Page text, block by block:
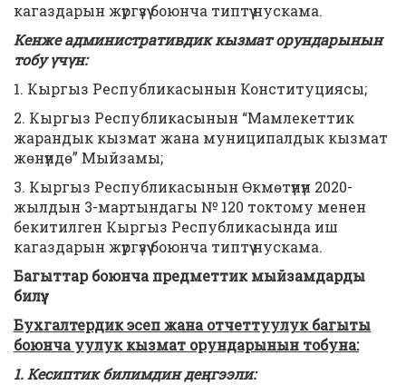
кагаздарын жүргүзүү боюнча типтүү нускама.
Кенже административдик кызмат орундарынын
тобу үчүн:
1. Кыргыз Республикасынын Конституциясы;
2. Кыргыз Республикасынын “Мамлекеттик
жарандык кызмат жана муниципалдык кызмат
жөнүндө” Мыйзамы;
3. Кыргыз Республикасынын Өкмөтүнүн 2020-
жылдын 3-мартындагы № 120 токтому менен
бекитилген Кыргыз Республикасында иш
кагаздарын жүргүзүү боюнча типтүү нускама.
Багыттар боюнча предметтик мыйзамдарды
билүү:
Бухгалтердик эсеп жана отчеттуулук багыты
боюнча уулуккызмат орундарынын тобуна:
1. Кесиптик билимдин деңгээли: